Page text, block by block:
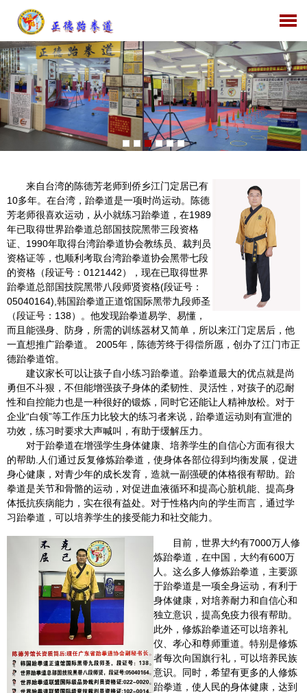
来自台湾的陈德芳老师到侨乡江门定居已有
10多年。在台湾，跆拳道是一项时尚运动。陈德
芳老师很喜欢运动，从小就练习跆拳道，在1989
年已取得世界跆拳道总部国技院黑带三段资格
证、1990年取得台湾跆拳道协会教练员、裁判员
资格证等，也顺利考取台湾跆拳道协会黑带七段
的资格（段证号：0121442），现在已取得世界
跆拳道总部国技院黑带八段师贤资格(段证号：
05040164),韩国跆拳道正道馆国际黑带九段师圣
（段证号：138）。他发现跆拳道易学、易懂，
而且能强身、防身，所需的训练器材又简单，所以来江门定居后，他
一直想推广跆拳道。 2005年，陈德芳终于得偿所愿，创办了江门市正
德跆拳道馆。
建议家长可以让孩子自小练习跆拳道。跆拳道最大的优点就是尚
勇但不斗狠，不但能增强孩子身体的柔韧性、灵活性，对孩子的忍耐
性和自控能力也是一种很好的锻炼，同时它还能让人精神放松。对于
企业“白领”等工作压力比较大的练习者来说，跆拳道运动则有宣泄的
功效，练习时要求大声喊叫，有助于缓解压力。
对于跆拳道在增强学生身体健康、培养学生的自信心方面有很大
的帮助.人们通过反复修炼跆拳道，使身体各部位得到均衡发展，促进
身心健康，对青少年的成长发育，造就一副强硬的体格很有帮助。跆
拳道是关节和骨骼的运动，对促进血液循环和提高心脏机能、提高身
体抵抗疾病能力，实在很有益处。对于性格内向的学生而言，通过学
习跆拳道，可以培养学生的接受能力和社交能力。
目前，世界大约有7000万人修
炼跆拳道，在中国，大约有600万
人。这么多人修炼跆拳道，主要源
于跆拳道是一项全身运动，有利于
身体健康，对培养耐力和自信心和
独立意识，提高免疫力很有帮助。
此外，修炼跆拳道还可以培养礼
仪、孝心和尊师重道。特别是修炼
者每次向国旗行礼，可以培养民族
意识。同时，希望有更多的人修炼
跆拳道，使人民的身体健康，达到